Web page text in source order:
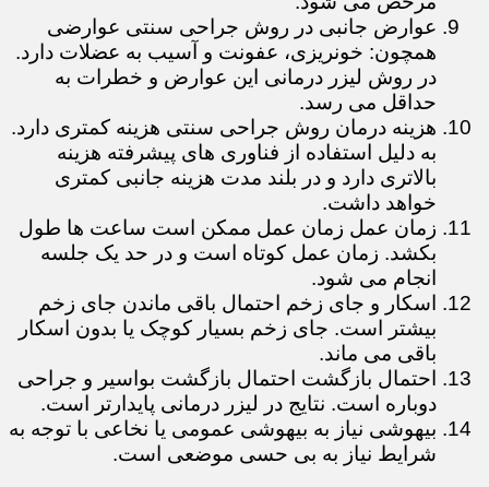
عوارض جانبی در روش جراحی سنتی عوارضی
همچون: خونریزی، عفونت و آسیب به عضلات دارد.
در روش لیزر درمانی این عوارض و خطرات به
حداقل می رسد.
هزینه درمان روش جراحی سنتی هزینه کمتری دارد.
به دلیل استفاده از فناوری های پیشرفته هزینه
بالاتری دارد و در بلند مدت هزینه جانبی کمتری
خواهد داشت.
زمان عمل زمان عمل ممکن است ساعت ها طول
بکشد. زمان عمل کوتاه است و در حد یک جلسه
انجام می شود.
اسکار و جای زخم احتمال باقی ماندن جای زخم
بیشتر است. جای زخم بسیار کوچک یا بدون اسکار
باقی می ماند.
احتمال بازگشت احتمال بازگشت بواسیر و جراحی
دوباره است. نتایج در لیزر درمانی پایدارتر است.
بیهوشی نیاز به بیهوشی عمومی یا نخاعی با توجه به
شرایط نیاز به بی حسی موضعی است.